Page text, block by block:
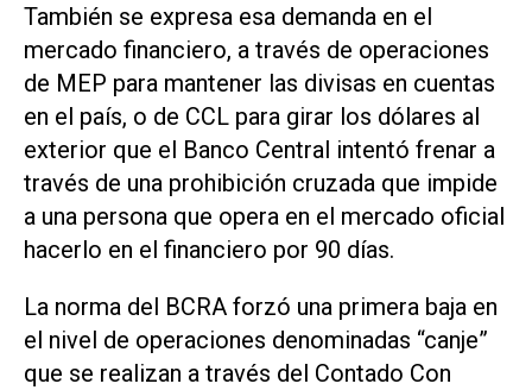
También se expresa esa demanda en el
mercado financiero, a través de operaciones
de MEP para mantener las divisas en cuentas
en el país, o de CCL para girar los dólares al
exterior que el Banco Central intentó frenar a
través de una prohibición cruzada que impide
a una persona que opera en el mercado oficial
hacerlo en el financiero por 90 días.
La norma del BCRA forzó una primera baja en
el nivel de operaciones denominadas “canje”
que se realizan a través del Contado Con